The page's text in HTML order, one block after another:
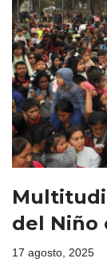
del Niño
17 agosto, 2025